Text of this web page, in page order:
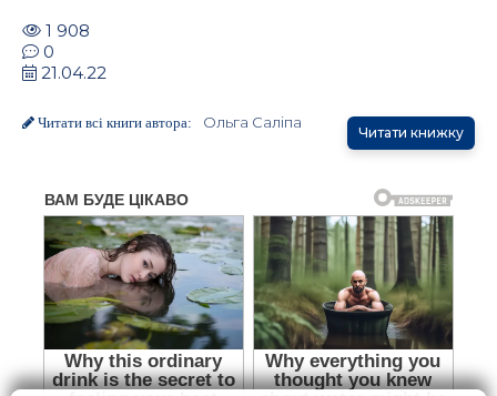
1 908
0
21.04.22
Читати всі книги автора: Ольга Саліпа
Читати книжку